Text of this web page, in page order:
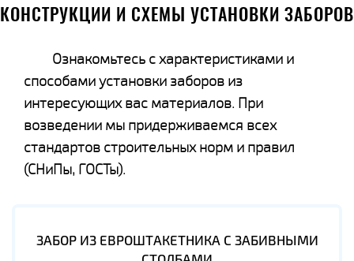
КОНСТРУКЦИИ И СХЕМЫ УСТАНОВКИ ЗАБОРОВ
Ознакомьтесь с характеристиками и
способами установки заборов из
интересующих вас материалов. При
возведении мы придерживаемся всех
стандартов строительных норм и правил
(СНиПы, ГОСТы).
ЗАБОР ИЗ ЕВРОШТАКЕТНИКА С ЗАБИВНЫМИ